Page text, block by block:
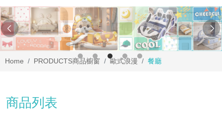
Home PRODUCTS商品櫥窗 歐式浪漫 餐廳
商品列表